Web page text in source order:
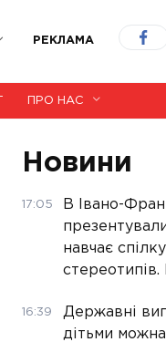
РЕКЛАМА
ПРО НАС
Новини
17:05
В Івано-
навчає
стереотипів.
16:39
Державні
дітьми